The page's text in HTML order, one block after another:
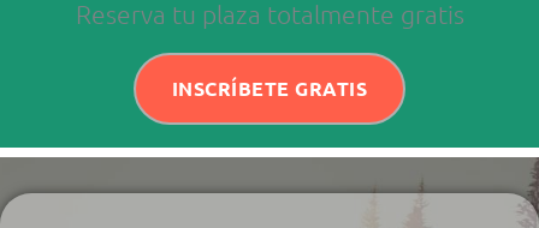
Reserva tu plaza totalmente gratis
INSCRÍBETE GRATIS